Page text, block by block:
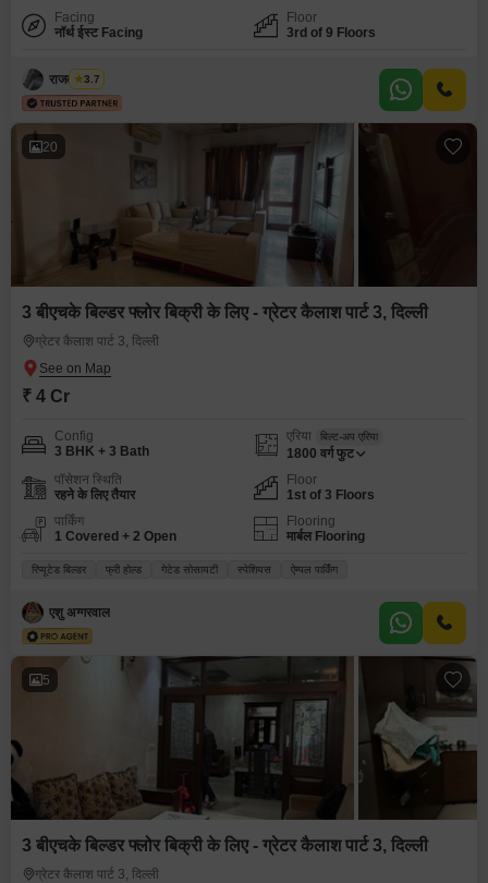
Facing
नॉर्थ ईस्ट Facing
Floor
3rd of 9 Floors
राजवीर सिंघ
3.7
20
3 बीएचके बिल्डर फ्लोर बिक्री के लिए - ग्रेटर कैलाश पार्ट 3, दिल्ली
ग्रेटर कैलाश पार्ट 3, दिल्ली
₹ 4 Cr
Config
3 BHK + 3 Bath
एरिया बिल्ट-अप एरिया
1800 वर्ग फुट
पॉसेशन स्थिति
रहने के लिए तैयार
Floor
1st of 3 Floors
पार्किंग
1 Covered + 2 Open
Flooring
मार्बल Flooring
रिप्यूटेड बिल्डर फ्री होल्ड गेटेड सोसायटी स्पेशियस ऐम्पल पार्किंग
एशु अग्गरवाल
5
3 बीएचके बिल्डर फ्लोर बिक्री के लिए - ग्रेटर कैलाश पार्ट 3, दिल्ली
ग्रेटर कैलाश पार्ट 3, दिल्ली